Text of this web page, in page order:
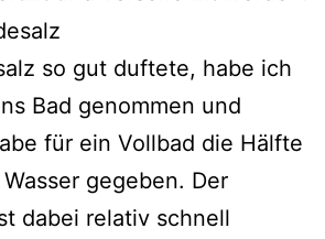
so gut duftete, habe ich
Bad genommen und
für ein Vollbad die Hälfte
gegeben. Der
dabei relativ schnell